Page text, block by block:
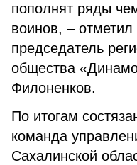
пополнят ряды
воинов, –
председатель
общества
Филоненков.
По итогам
команда
Сахалинской